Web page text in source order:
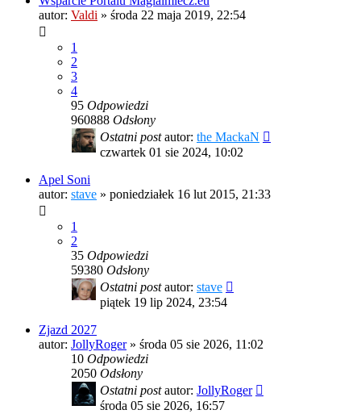
autor: Valdi » środa 22 maja 2019, 22:54
1
2
3
4
95 Odpowiedzi
960888 Odsłony
Ostatni postautor: the MackaN
czwartek 01 sie 2024, 10:02
Apel Soni
autor: stave » poniedziałek 16 lut 2015, 21:33
1
2
35 Odpowiedzi
59380 Odsłony
Ostatni postautor: stave
piątek 19 lip 2024, 23:54
Zjazd 2027
autor: JollyRoger» środa 05 sie 2026, 11:02
10 Odpowiedzi
2050 Odsłony
Ostatni postautor: JollyRoger
środa 05 sie 2026, 16:57